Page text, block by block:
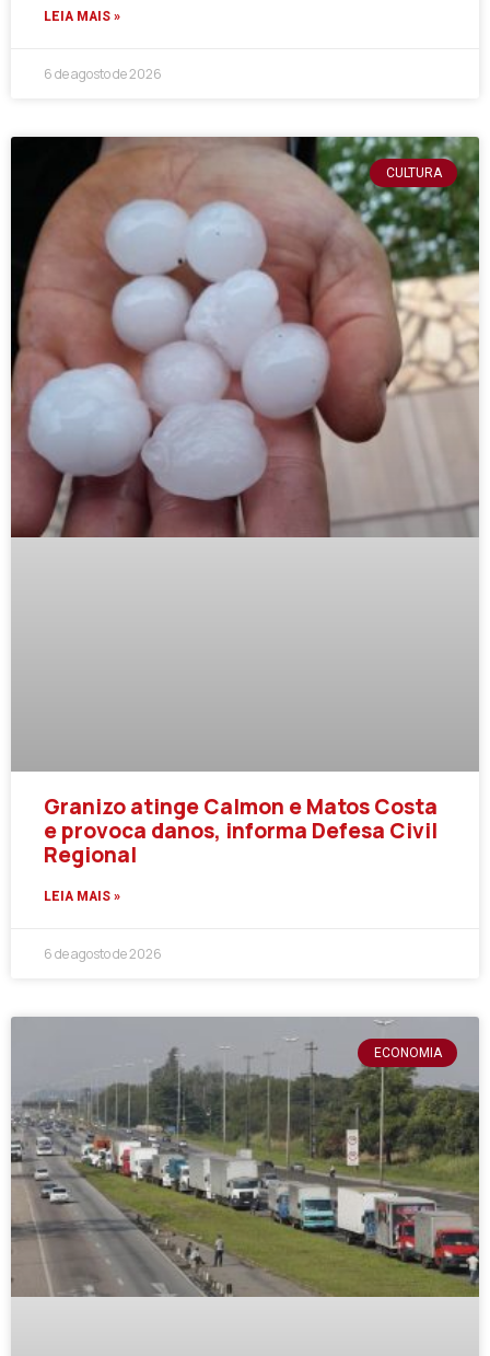
LEIA MAIS »
6 de agosto de 2026
CULTURA
Granizo atinge Calmon e Matos Costa
e provoca danos, informa Defesa Civil
Regional
LEIA MAIS »
6 de agosto de 2026
ECONOMIA